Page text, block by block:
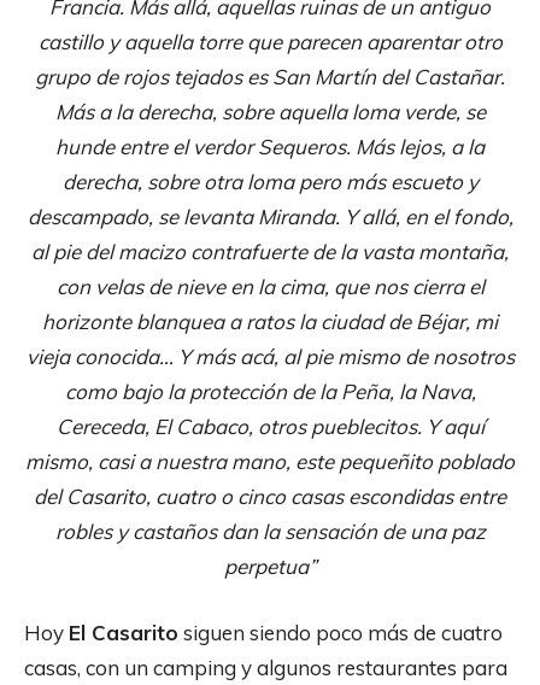
Francia. Más allá, aquellas ruinas de un antiguo
castillo y aquella torre que parecen aparentar otro
grupo de rojos tejados es San Martín del Castañar.
Más a la derecha, sobre aquella loma verde, se
hunde entre el verdor Sequeros. Más lejos, a la
derecha, sobre otra loma pero más escueto y
descampado, se levanta Miranda. Y allá, en el fondo,
al pie del macizo contrafuerte de la vasta montaña,
con velas de nieve en la cima, que nos cierra el
horizonte blanquea a ratos la ciudad de Béjar, mi
vieja conocida… Y más acá, al pie mismo de nosotros
como bajo la protección de la Peña, la Nava,
Cereceda, El Cabaco, otros pueblecitos. Y aquí
mismo, casi a nuestra mano, este pequeñito poblado
del Casarito, cuatro o cinco casas escondidas entre
robles y castaños dan la sensación de una paz
perpetua”
Hoy El Casarito siguen siendo poco más de cuatro
casas, con un camping y algunos restaurantes para